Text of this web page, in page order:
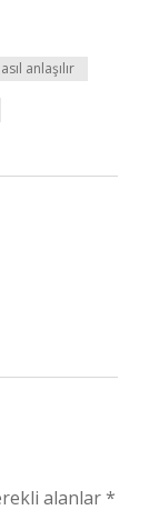
anlaşılır
alanlar*